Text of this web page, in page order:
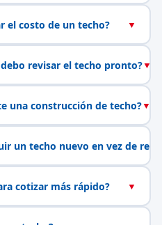
el costo de un techo? ▼
revisar el techo pronto?▼
una construcción de techo?▼
un techo nuevo en vez de
cotizar más rápido? ▼